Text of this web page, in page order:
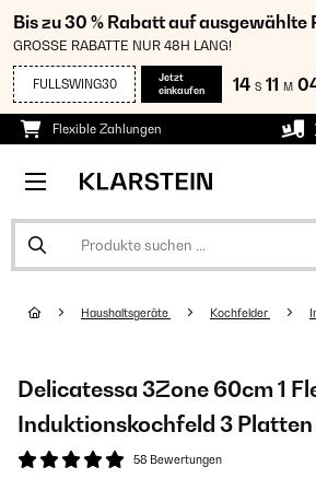
Bis zu 30 % Rabatt auf ausgewählte
GROSSE RABATTE NUR 48H LANG!
FULLSWING30
Jetzt
einkaufen
14 S 11 M
Flexible Zahlungen
Haushaltsgeräte Kochfelder
Delicatessa 3Zone 60cm 1
Induktionskochfeld 3
58 Bewertungen